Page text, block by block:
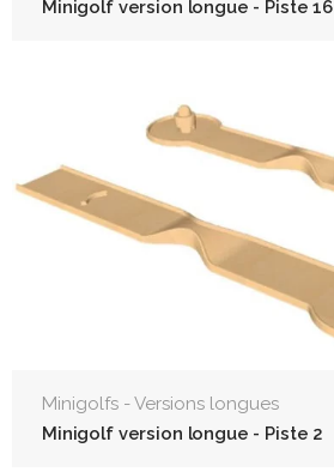
Minigolf version longue - Piste 16
Minigolfs - Versions longues
Minigolf version longue - Piste 2